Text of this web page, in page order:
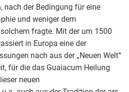
nach der Bedingung für eine
und weniger dem
fragte. Mit der um 1500
in Europa eine der
nach aus der „Neuen Welt“
für die das Guaiacum Heilung
neuen